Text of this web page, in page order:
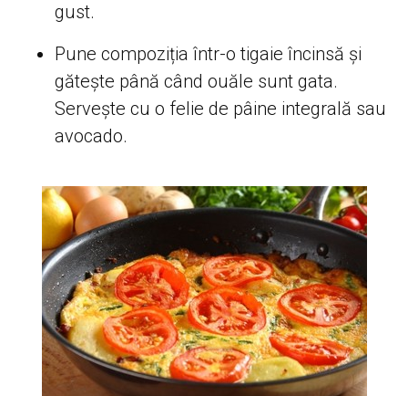
gust.
Pune compoziția într-o tigaie încinsă și
gătește până când ouăle sunt gata.
Servește cu o felie de pâine integrală sau
avocado.